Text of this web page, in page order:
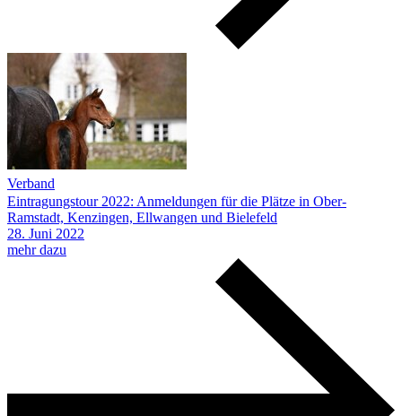
Verband
Eintragungstour 2022: Anmeldungen für die Plätze in Ober-
Ramstadt, Kenzingen, Ellwangen und Bielefeld
28. Juni 2022
mehr dazu